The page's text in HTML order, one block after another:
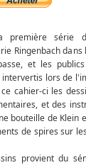
première série
Ringenbach dans
et les
lors de
cahier-ci les
et des
bouteille de Klein
de spires sur
provient du